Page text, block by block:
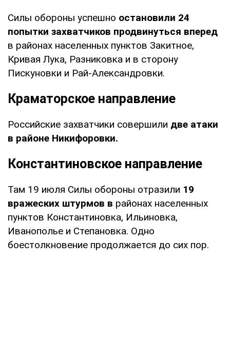
Силы обороны успешно остановили 24
попытки захватчиков продвинуться вперед
в районах населенных пунктов Закитное,
Кривая Лука, Разниковка и в сторону
Пискуновки и Рай-Александровки.
Краматорское направление
Российские захватчики совершили две атаки
в районе Никифоровки.
Константиновское направление
Там 19 июля Силы обороны отразили 19
вражеских штурмов в районах населенных
пунктов Константиновка, Ильиновка,
Иванополье и Степановка. Одно
боестолкновение продолжается до сих пор.